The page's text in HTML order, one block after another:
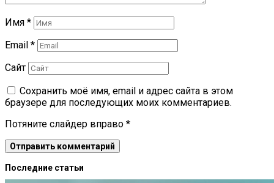
Имя *
Email *
Сайт
Сохранить моё имя, email и адрес сайта в этом
браузере для последующих моих комментариев.
Потяните слайдер вправо *
Последние статьи